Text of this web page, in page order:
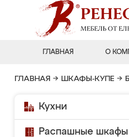
ГЛАВНАЯ О
ГЛАВНАЯ → ШКАФЫ-КУПЕ →
Кухни
Распашные шкафы